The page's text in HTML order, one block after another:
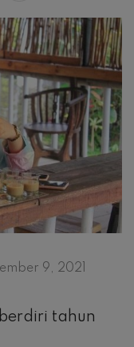
9, 2021
tahun